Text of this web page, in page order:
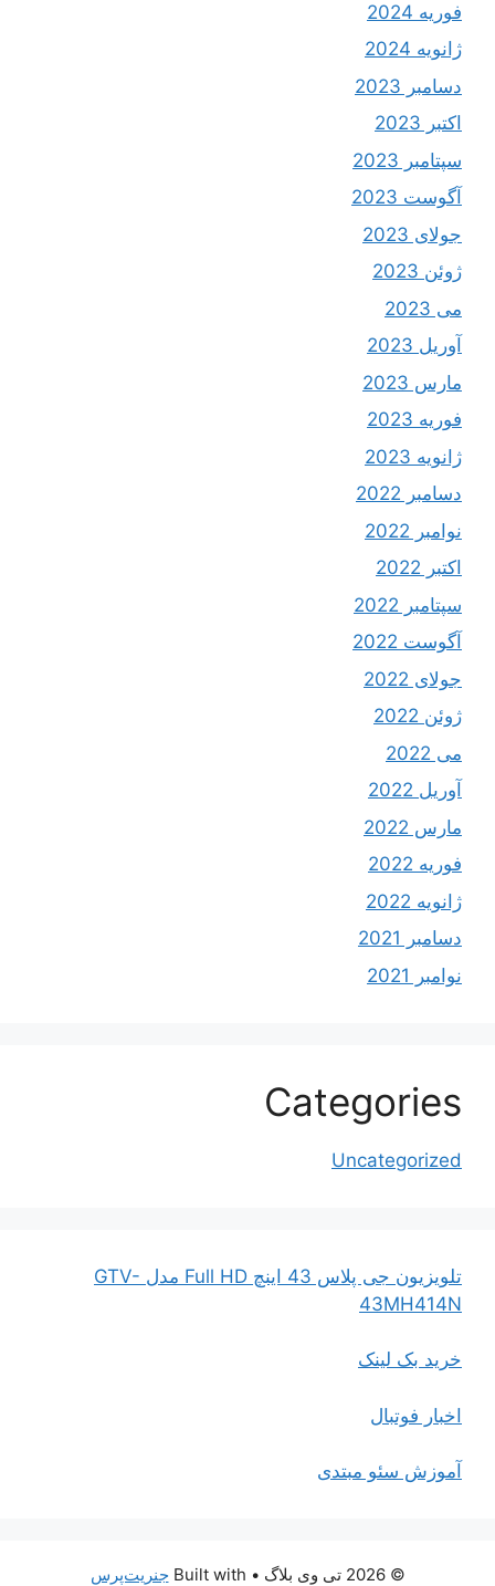
فوریه 2024
ژانویه 2024
دسامبر 2023
اکتبر 2023
سپتامبر 2023
آگوست 2023
جولای 2023
ژوئن 2023
می 2023
آوریل 2023
مارس 2023
فوریه 2023
ژانویه 2023
دسامبر 2022
نوامبر 2022
اکتبر 2022
سپتامبر 2022
آگوست 2022
جولای 2022
ژوئن 2022
می 2022
آوریل 2022
مارس 2022
فوریه 2022
ژانویه 2022
دسامبر 2021
نوامبر 2021
Categories
Uncategorized
تلویزیون جی پلاس 43 اینچ Full HD مدل GTV-
43MH414N
خرید بک لینک
اخبار فوتبال
آموزش سئو مبتدی
© 2026 تی وی بلاگ • Built with جنریت‌پرس